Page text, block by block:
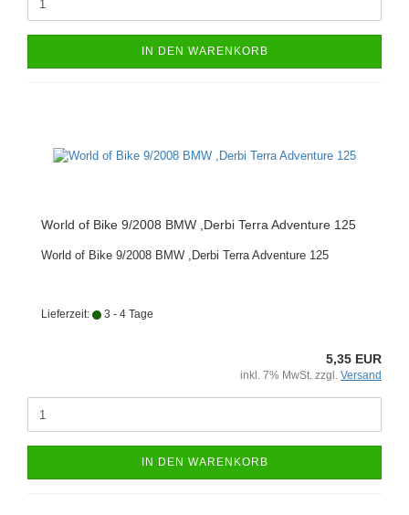
IN DEN WARENKORB
World of Bike 9/2008 BMW ,Derbi Terra Adventure 125
World of Bike 9/2008 BMW ,Derbi Terra Adventure 125
Lieferzeit: 3 - 4 Tage
5,35 EUR
inkl. 7% MwSt. zzgl. Versand
IN DEN WARENKORB